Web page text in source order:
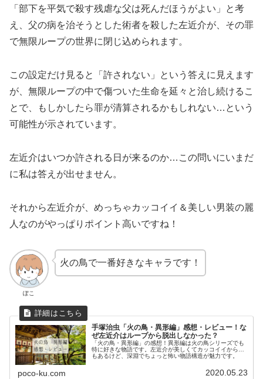
「部下を平気で殺す残虐な父は死んだほうがよい」と考
え、父の病を治そうとした術者を殺した左近介が、その罪
で無限ループの世界に閉じ込められます。
この設定だけ見ると「許されない」という答えに見えます
が、無限ループの中で傷ついた生命を延々と治し続けるこ
とで、もしかしたら罪が清算されるかもしれない…という
可能性が示されています。
左近介はいつか許される日が来るのか…この問いにいまだ
に私は答えが出せません。
それから左近介が、めっちゃカッコイイ＆美しい男装の麗
人なのがやっぱりポイント高いですね！
ぽこ
火の鳥で一番好きなキャラです！
手塚治虫「火の鳥・異形編」感想・レビュー！な
ぜ左近介はループから脱出しなかった？
「火の鳥・異形編」の感想！異形編は火の鳥シリーズでも
特に好きな物語です。左近介が美しくてカッコイイから…
もあるけど、深淵でちょっと怖い物語構造が魅力です。
poco-ku.com 2020.05.23